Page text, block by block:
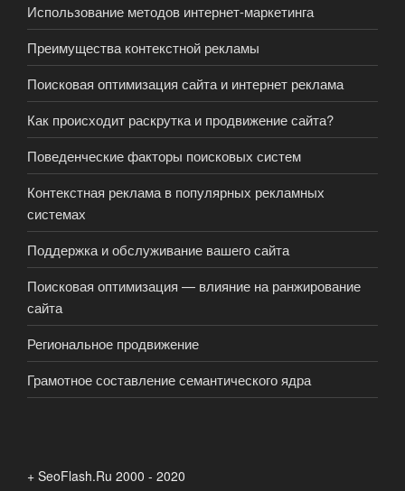
Использование методов интернет-маркетинга
Преимущества контекстной рекламы
Поисковая оптимизация сайта и интернет реклама
Как происходит раскрутка и продвижение сайта?
Поведенческие факторы поисковых систем
Контекстная реклама в популярных рекламных
системах
Поддержка и обслуживание вашего сайта
Поисковая оптимизация — влияние на ранжирование
сайта
Региональное продвижение
Грамотное составление семантического ядра
+ SeoFlash.Ru 2000 - 2020